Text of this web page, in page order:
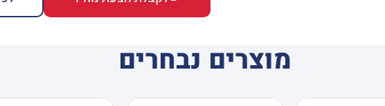
מוצרים נבחרים